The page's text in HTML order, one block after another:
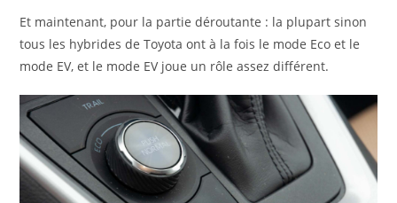
Et maintenant, pour la partie déroutante : la plupart sinon
tous les hybrides de Toyota ont à la fois le mode Eco et le
mode EV, et le mode EV joue un rôle assez différent.